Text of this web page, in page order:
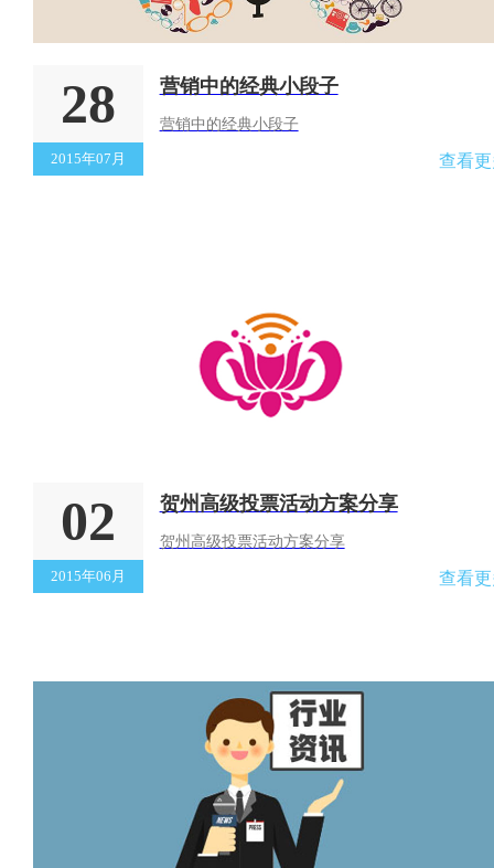
28
2015年07月
营销中的经典小段子
营销中的经典小段子
查看
02
2015年06月
贺州高级投票活动方案分享
贺州高级投票活动方案分享
查看